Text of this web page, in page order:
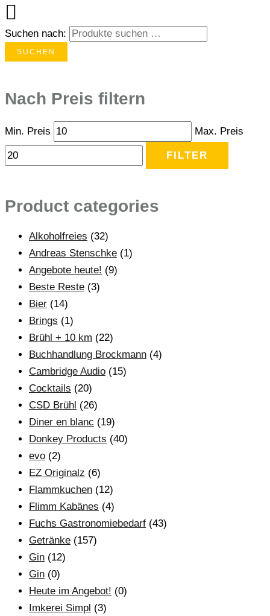
Suchen nach:
SUCHEN
Nach Preis filtern
Min. Preis Max. Preis
FILTER
Product categories
Alkoholfreies (32)
Andreas Stenschke (1)
Angebote heute! (9)
Beste Reste (3)
Bier (14)
Brings (1)
Brühl + 10 km (22)
Buchhandlung Brockmann (4)
Cambridge Audio (15)
Cocktails (20)
CSD Brühl (26)
Diner en blanc (19)
Donkey Products (40)
evo (2)
EZ Originalz (6)
Flammkuchen (12)
Flimm Kabänes (4)
Fuchs Gastronomiebedarf (43)
Getränke (157)
Gin (12)
Gin (0)
Heute im Angebot! (0)
Imkerei Simpl (3)